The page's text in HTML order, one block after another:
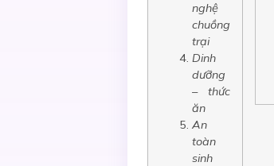
nghệ
chuồng
trại
Dinh
dưỡng
– thức
ăn
An
toàn
sinh